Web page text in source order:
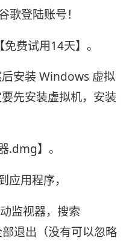
登陆账号！
费试用14天】。
安装 Windows 虚拟
先安装虚拟机，安装
.dmg】。
应用程序，
监视器，搜索
退出（没有可以忽略